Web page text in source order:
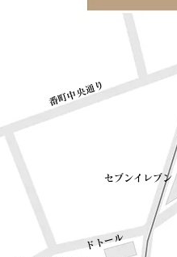
​ドトール
​セブンイレブン
​番町中央通り